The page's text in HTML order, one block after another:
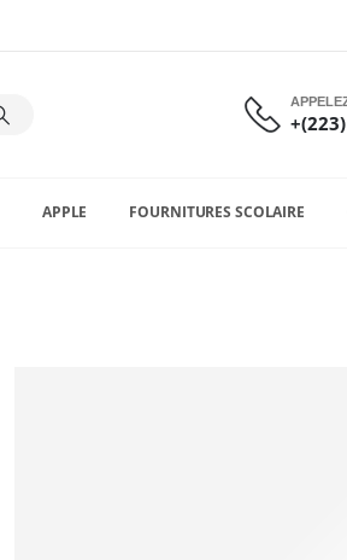
APPLE FOURNITURES SCOLAIRE